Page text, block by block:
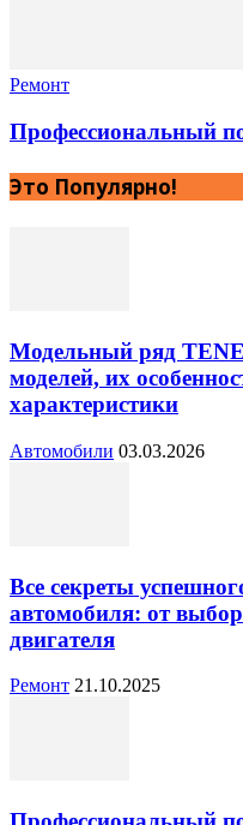
Ремонт
Профессиональный
Это Популярно!
Модельный ряд
моделей, их
характеристики
Автомобили 03.03.2026
Все секреты
автомобиля: от
двигателя
Ремонт 21.10.2025